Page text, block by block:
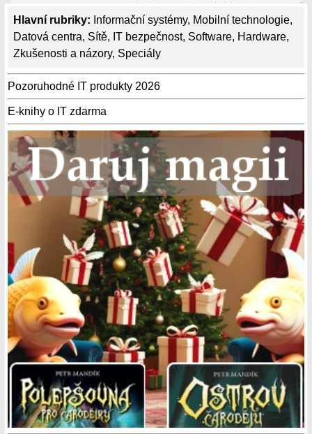
Hlavní rubriky: Informační systémy, Mobilní technologie,
Datová centra, Sítě, IT bezpečnost, Software, Hardware,
Zkušenosti a názory, Speciály
Pozoruhodné IT produkty 2026
E-knihy o IT zdarma